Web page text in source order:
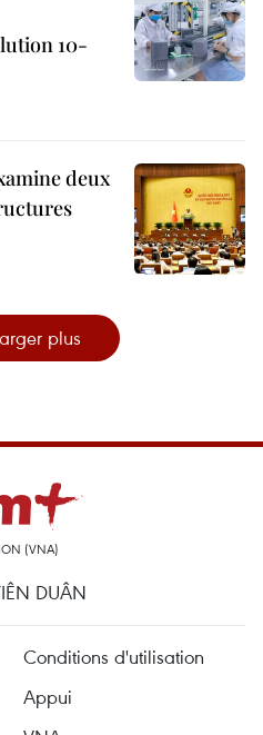
10-
deux
plus
(VNA)
DUÂN
Conditions d'utilisation
Appui